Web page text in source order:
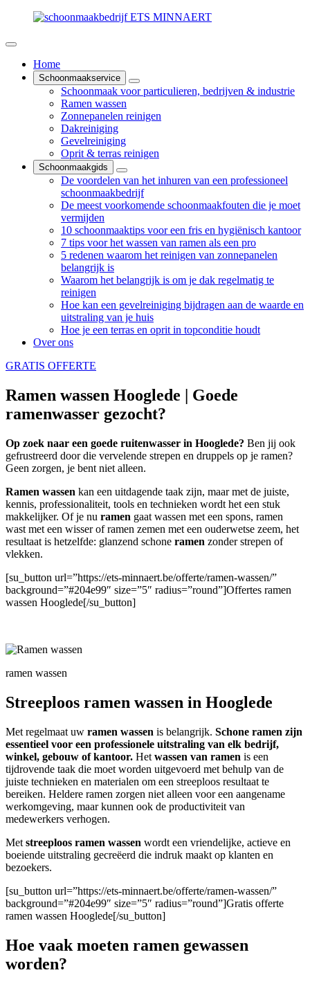
Home
Schoonmaakservice
Schoonmaak voor particulieren, bedrijven & industrie
Ramen wassen
Zonnepanelen reinigen
Dakreiniging
Gevelreiniging
Oprit & terras reinigen
Schoonmaakgids
De voordelen van het inhuren van een professioneel
schoonmaakbedrijf
De meest voorkomende schoonmaakfouten die je moet
vermijden
10 schoonmaaktips voor een fris en hygiënisch kantoor
7 tips voor het wassen van ramen als een pro
5 redenen waarom het reinigen van zonnepanelen
belangrijk is
Waarom het belangrijk is om je dak regelmatig te
reinigen
Hoe kan een gevelreiniging bijdragen aan de waarde en
uitstraling van je huis
Hoe je een terras en oprit in topconditie houdt
Over ons
GRATIS OFFERTE
Ramen wassen Hooglede | Goede
ramenwasser gezocht?
Op zoek naar een goede ruitenwasser in Hooglede? Ben jij ook
gefrustreerd door die vervelende strepen en druppels op je ramen?
Geen zorgen, je bent niet alleen.
Ramen wassen kan een uitdagende taak zijn, maar met de juiste,
kennis, professionaliteit, tools en technieken wordt het een stuk
makkelijker. Of je nu ramen gaat wassen met een spons, ramen
wast met een wisser of ramen zemen met een ouderwetse zeem, het
resultaat is hetzelfde: glanzend schone ramen zonder strepen of
vlekken.
[su_button url=”https://ets-minnaert.be/offerte/ramen-wassen/”
background=”#204e99″ size=”5″ radius=”round”]Offertes ramen
wassen Hooglede[/su_button]
ramen wassen
Streeploos ramen wassen in Hooglede
Met regelmaat uw ramen wassen is belangrijk. Schone ramen zijn
essentieel voor een professionele uitstraling van elk bedrijf,
winkel, gebouw of kantoor. Het wassen van ramen is een
tijdrovende taak die moet worden uitgevoerd met behulp van de
juiste technieken en materialen om een streeploos resultaat te
bereiken. Heldere ramen zorgen niet alleen voor een aangename
werkomgeving, maar kunnen ook de productiviteit van
medewerkers verhogen.
Met streeploos ramen wassen wordt een vriendelijke, actieve en
boeiende uitstraling gecreëerd die indruk maakt op klanten en
bezoekers.
[su_button url=”https://ets-minnaert.be/offerte/ramen-wassen/”
background=”#204e99″ size=”5″ radius=”round”]Gratis offerte
ramen wassen Hooglede[/su_button]
Hoe vaak moeten ramen gewassen
worden?